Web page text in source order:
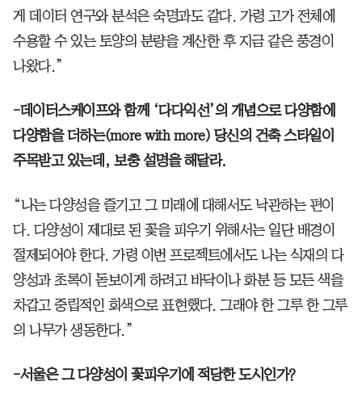
게 데이터 연구와 분석은 숙명과도 같다. 가령 고가 전체에
수용할 수 있는 토양의 분량을 계산한 후 지금 같은 풍경이
나왔다.”
-데이터스케이프와 함께 ‘다다익선’의 개념으로 다양함에
다양함을 더하는(more with more) 당신의 건축 스타일이
주목받고 있는데, 보충 설명을 해달라.
“나는 다양성을 즐기고 그 미래에 대해서도 낙관하는 편이
다. 다양성이 제대로 된 꽃을 피우기 위해서는 일단 배경이
절제되어야 한다. 가령 이번 프로젝트에서도 나는 식재의 다
양성과 초록이 돋보이게 하려고 바닥이나 화분 등 모든 색을
차갑고 중립적인 회색으로 표현했다. 그래야 한 그루 한 그루
의 나무가 생동한다.”
-서울은 그 다양성이 꽃피우기에 적당한 도시인가?